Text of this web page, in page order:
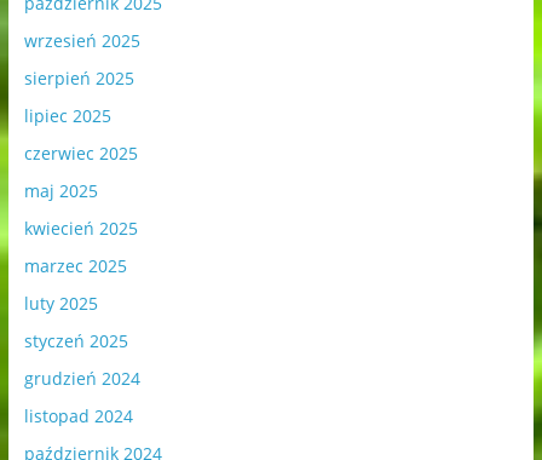
wrzesień 2025
sierpień 2025
lipiec 2025
czerwiec 2025
maj 2025
kwiecień 2025
marzec 2025
luty 2025
styczeń 2025
grudzień 2024
listopad 2024
październik 2024